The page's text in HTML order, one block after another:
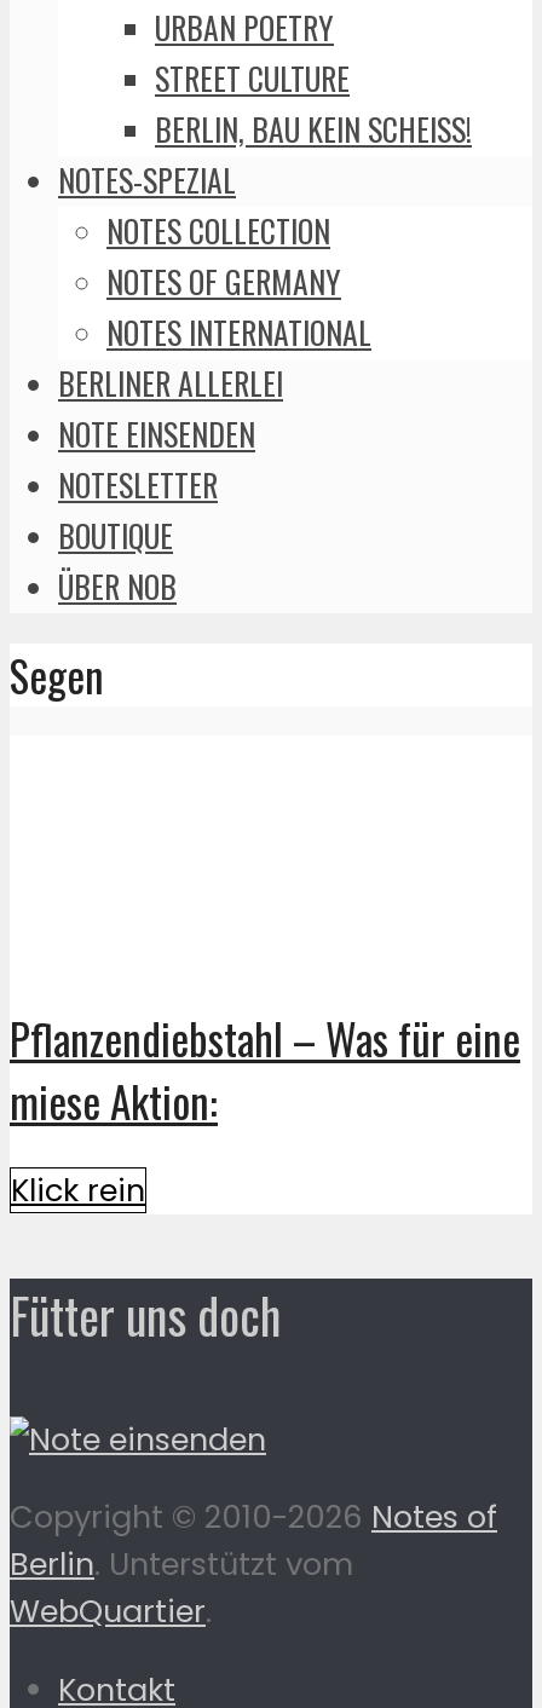
URBAN POETRY
STREET CULTURE
BERLIN, BAU KEIN SCHEISS!
NOTES-SPEZIAL
NOTES COLLECTION
NOTES OF GERMANY
NOTES INTERNATIONAL
BERLINER ALLERLEI
NOTE EINSENDEN
NOTESLETTER
BOUTIQUE
ÜBER NOB
Segen
Pflanzendiebstahl – Was für eine
miese Aktion:
Klick rein
Fütter uns doch
Copyright © 2010-2026 Notes of
Berlin. Unterstützt vom
WebQuartier.
Kontakt